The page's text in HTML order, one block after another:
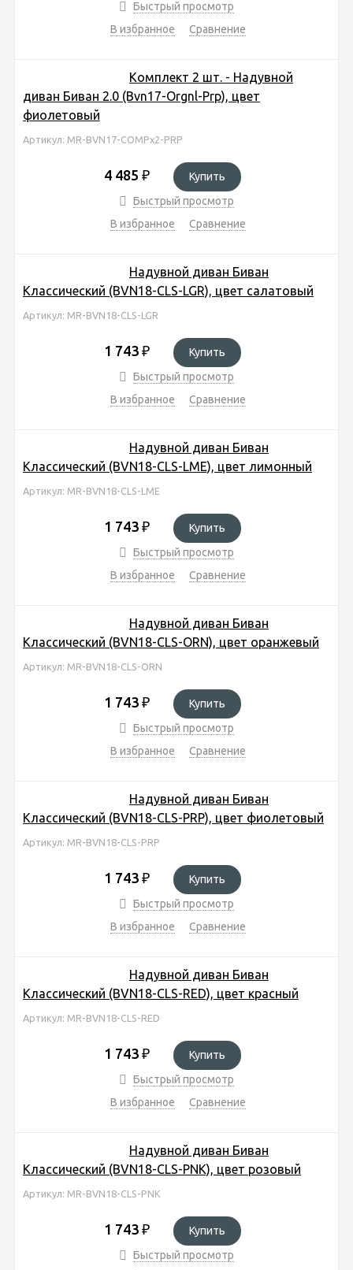
Быстрый просмотр
В избранное
Сравнение
Комплект 2 шт. - Надувной
диван Биван 2.0 (Bvn17-Orgnl-Prp), цвет
фиолетовый
Артикул: MR-BVN17-COMPx2-PRP
4 485 ₽
Купить
Быстрый просмотр
В избранное
Сравнение
Надувной диван Биван
Классический (BVN18-CLS-LGR), цвет салатовый
Артикул: MR-BVN18-CLS-LGR
1 743 ₽
Купить
Быстрый просмотр
В избранное
Сравнение
Надувной диван Биван
Классический (BVN18-CLS-LME), цвет лимонный
Артикул: MR-BVN18-CLS-LME
1 743 ₽
Купить
Быстрый просмотр
В избранное
Сравнение
Надувной диван Биван
Классический (BVN18-CLS-ORN), цвет оранжевый
Артикул: MR-BVN18-CLS-ORN
1 743 ₽
Купить
Быстрый просмотр
В избранное
Сравнение
Надувной диван Биван
Классический (BVN18-CLS-PRP), цвет фиолетовый
Артикул: MR-BVN18-CLS-PRP
1 743 ₽
Купить
Быстрый просмотр
В избранное
Сравнение
Надувной диван Биван
Классический (BVN18-CLS-RED), цвет красный
Артикул: MR-BVN18-CLS-RED
1 743 ₽
Купить
Быстрый просмотр
В избранное
Сравнение
Надувной диван Биван
Классический (BVN18-CLS-PNK), цвет розовый
Артикул: MR-BVN18-CLS-PNK
1 743 ₽
Купить
Быстрый просмотр